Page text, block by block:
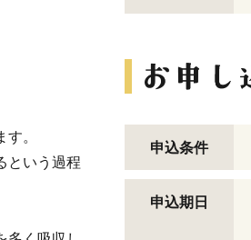
。
という過程
申込条件
申込期日